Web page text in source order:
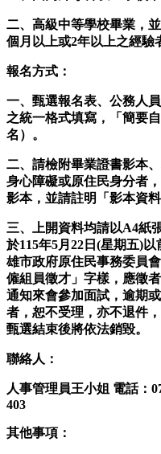
二、高級中等學校畢業，
個月以上或2年以上之經驗
報名方式：
一、甄選報名表、公務人
之統一格式填寫，「簡要
名）。
二、請檢附畢業證書影本
身心障礙或原住民身分者
影本，並請註明「影本資
三、上開資料均請以A4紙
於115年5月22日(星期五)
雄市政府原住民事務委員
僱組員徵才」字樣，應徵
通知來會參加面試，逾期
者，恕不受理，亦不退件
甄選結束後將依法銷毀。
聯絡人：
人事管理員王小姐 電話：
403
其他事項：